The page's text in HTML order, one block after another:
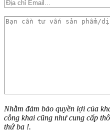
Nhằm đảm bảo quyền lợi của
công khai cũng như cung cấp
thứ ba !.